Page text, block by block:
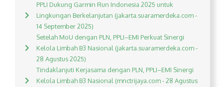
PPLI Dukung Garmin Run Indonesia 2025 untuk
Lingkungan Berkelanjutan (jakarta.suaramerdeka.com -
14 September 2025)
Setelah MoU dengan PLN, PPLI–EMI Perkuat Sinergi
Kelola Limbah B3 Nasional (jakarta.suaramerdeka.com -
28 Agustus 2025)
Tindaklanjuti Kerjasama dengan PLN, PPLI–EMI Sinergi
Kelola Limbah B3 Nasional (mnctrijaya.com - 28 Agustus